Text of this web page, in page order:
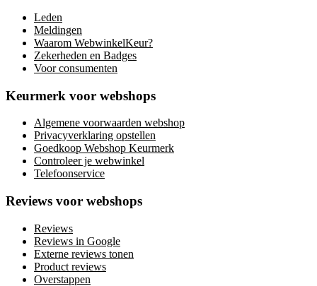
Leden
Meldingen
Waarom WebwinkelKeur?
Zekerheden en Badges
Voor consumenten
Keurmerk voor webshops
Algemene voorwaarden webshop
Privacyverklaring opstellen
Goedkoop Webshop Keurmerk
Controleer je webwinkel
Telefoonservice
Reviews voor webshops
Reviews
Reviews in Google
Externe reviews tonen
Product reviews
Overstappen